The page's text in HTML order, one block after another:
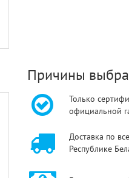
Причины
Только
официальной
Доставка по
Республике